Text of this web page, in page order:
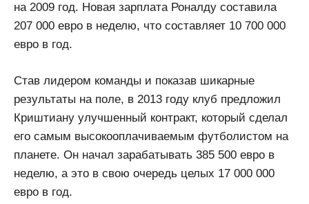
на 2009 год. Новая зарплата Роналду составила
207 000 евро в неделю, что составляет 10 700 000
евро в год.
Став лидером команды и показав шикарные
результаты на поле, в 2013 году клуб предложил
Криштиану улучшенный контракт, который сделал
его самым высокооплачиваемым футболистом на
планете. Он начал зарабатывать 385 500 евро в
неделю, а это в свою очередь целых 17 000 000
евро в год.